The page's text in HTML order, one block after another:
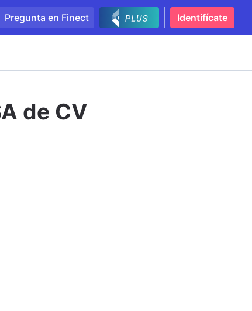
Pregunta en Finect Identifícate
de CV